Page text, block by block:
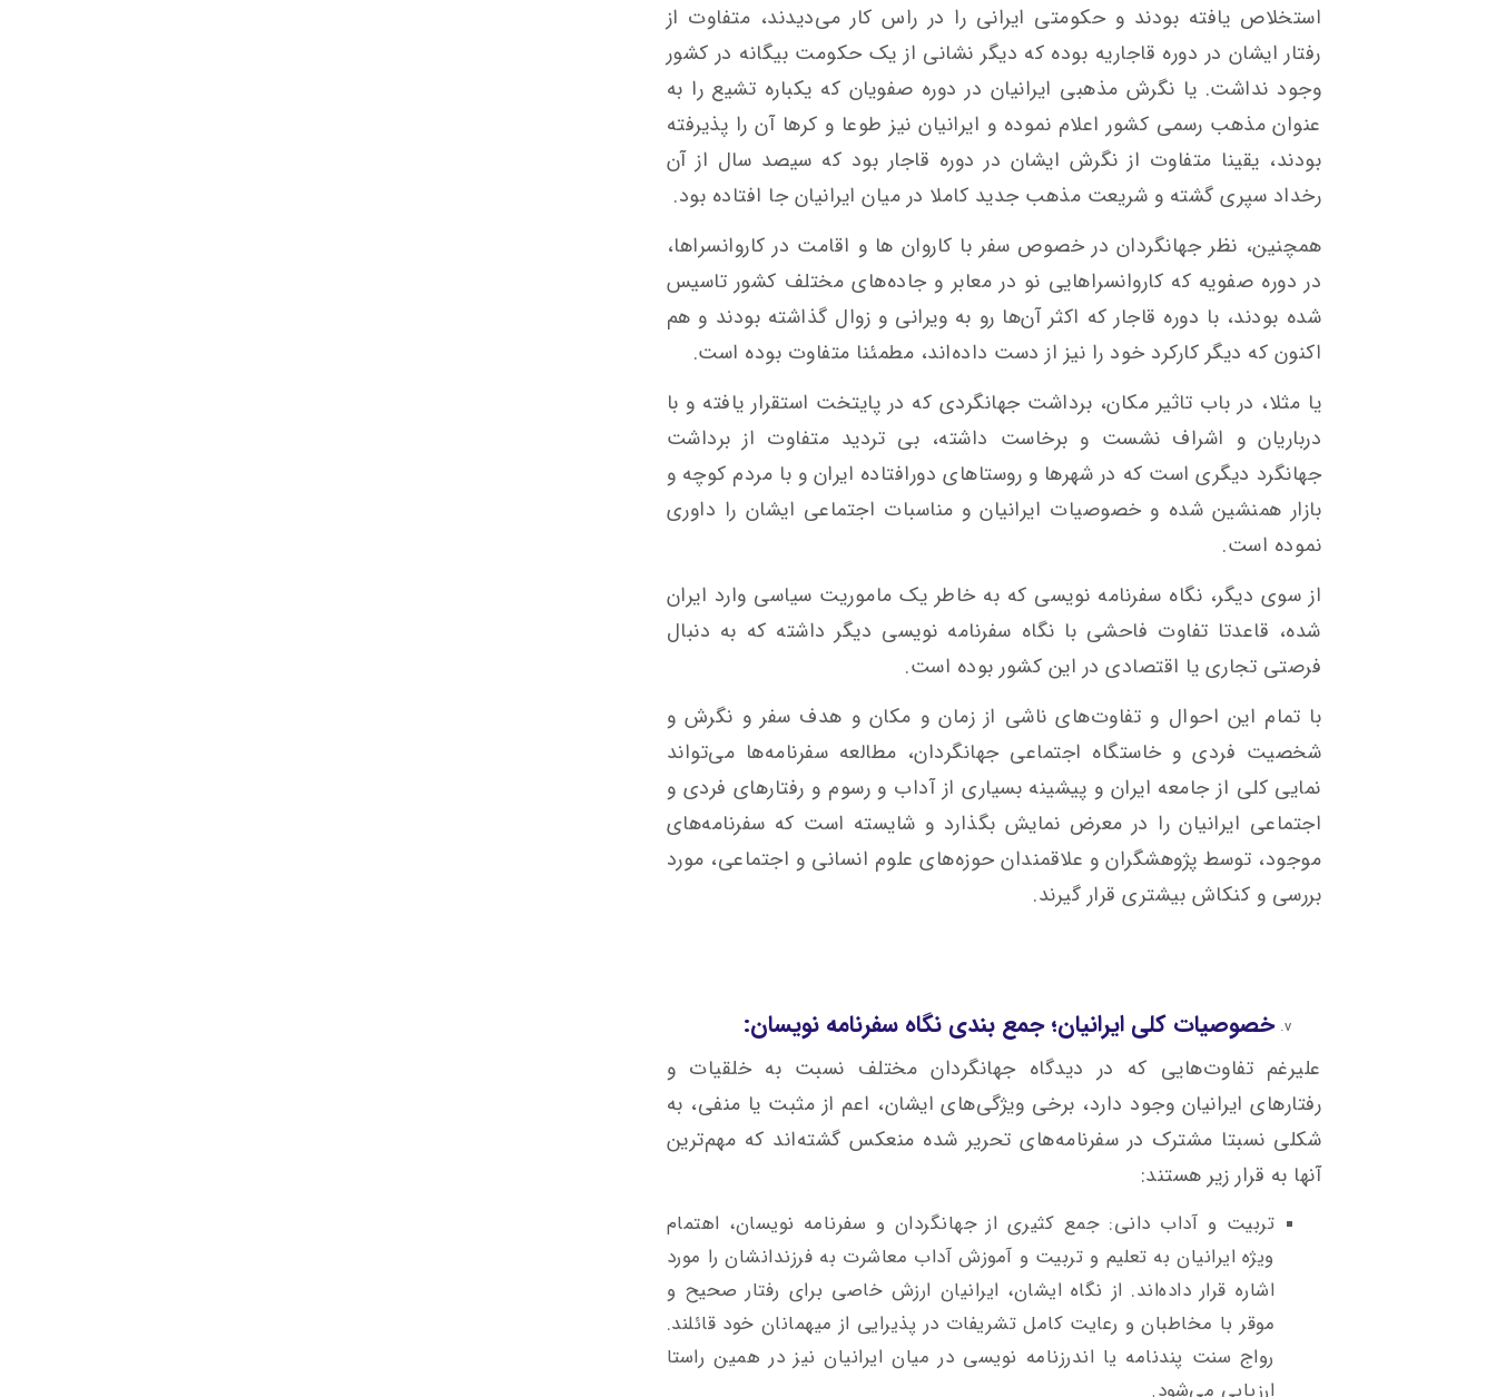
استخلاص یافته بودند و حکومتی ایرانی را در راس کار می‌دیدند، متفاوت از
رفتار ایشان در دوره قاجاریه بوده که دیگر نشانی از یک حکومت بیگانه در کشور
وجود نداشت. یا نگرش مذهبی ایرانیان در دوره صفویان که یکباره تشیع را به
عنوان مذهب رسمی کشور اعلام نموده و ایرانیان نیز طوعا و کرها آن را پذیرفته
بودند، یقینا متفاوت از نگرش ایشان در دوره قاجار بود که سیصد سال از آن
رخداد سپری گشته و شریعت مذهب جدید کاملا در میان ایرانیان جا افتاده بود.
همچنین، نظر جهانگردان در خصوص سفر با کاروان ها و اقامت در کاروانسراها،
در دوره صفویه که کاروانسراهایی نو در معابر و جاده‌های مختلف کشور تاسیس
شده بودند، با دوره قاجار که اکثر آن‌ها رو به ویرانی و زوال گذاشته بودند و هم
اکنون که دیگر کارکرد خود را نیز از دست داده‌اند، مطمئنا متفاوت بوده است.
یا مثلا، در باب تاثیر مکان، برداشت جهانگردی که در پایتخت استقرار یافته و با
درباریان و اشراف نشست و برخاست داشته، بی تردید متفاوت از برداشت
جهانگرد دیگری است که در شهرها و روستاهای دورافتاده ایران و با مردم کوچه و
بازار همنشین شده و خصوصیات ایرانیان و مناسبات اجتماعی ایشان را داوری
نموده است.
از سوی دیگر، نگاه سفرنامه نویسی که به خاطر یک ماموریت سیاسی وارد ایران
شده، قاعدتا تفاوت فاحشی با نگاه سفرنامه نویسی دیگر داشته که به دنبال
فرصتی تجاری یا اقتصادی در این کشور بوده است.
با تمام این احوال و تفاوت‌های ناشی از زمان و مکان و هدف سفر و نگرش و
شخصیت فردی و خاستگاه اجتماعی جهانگردان، مطالعه سفرنامه‌ها می‌تواند
نمایی کلی از جامعه ایران و پیشینه بسیاری از آداب و رسوم و رفتارهای فردی و
اجتماعی ایرانیان را در معرض نمایش بگذارد و شایسته است که سفرنامه‌های
موجود، توسط پژوهشگران و علاقمندان حوزه‌های علوم انسانی و اجتماعی، مورد
بررسی و کنکاش بیشتری قرار گیرند.
خصوصیات کلی ایرانیان؛ جمع بندی نگاه سفرنامه نویسان:
علیرغم تفاوت‌هایی که در دیدگاه جهانگردان مختلف نسبت به خلقیات و
رفتارهای ایرانیان وجود دارد، برخی ویژگی‌های ایشان، اعم از مثبت یا منفی، به
شکلی نسبتا مشترک در سفرنامه‌های تحریر شده منعکس گشته‌اند که مهم‌ترین
آنها به قرار زیر هستند:
تربیت و آداب دانی: جمع کثیری از جهانگردان و سفرنامه نویسان، اهتمام
ویژه ایرانیان به تعلیم و تربیت و آموزش آداب معاشرت به فرزندانشان را مورد
اشاره قرار داده‌اند. از نگاه ایشان، ایرانیان ارزش خاصی برای رفتار صحیح و
موقر با مخاطبان و رعایت کامل تشریفات در پذیرایی از میهمانان خود قائلند.
رواج سنت پندنامه یا اندرزنامه نویسی در میان ایرانیان نیز در همین راستا
ارزیابی می‌شود.